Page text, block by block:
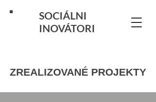
SOCIÁLNI
INOVÁTORI
ZREALIZOVANÉ PROJEKTY